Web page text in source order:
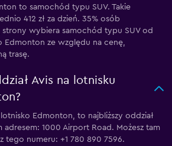
to samochód typu SUV. Takie
412 zł za dzień. 35% osób
strony wybiera samochód typu SUV od
Edmonton ze względu na cenę,
trasę.
Avis na lotnisku
Edmonton, to najbliższy oddział
adresem: 1000 Airport Road. Możesz tam
tego numeru: +1 780 890 7596.